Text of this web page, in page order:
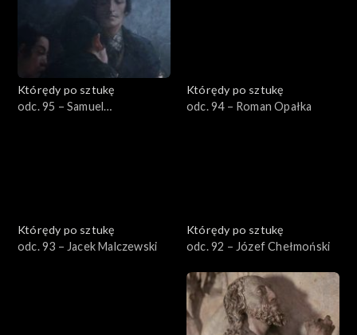
Którędy po sztukę
odc. 95 – Samuel
Którędy po sztukę
odc. 94 – Roman Opałka
Którędy po sztukę
odc. 93 – Jacek Malczewski
Którędy po sztukę
odc. 92 – Józef Chełmoński